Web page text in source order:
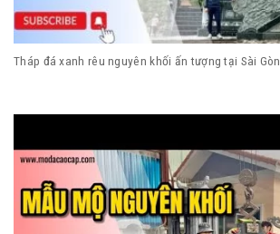
Tháp đá xanh rêu nguyên khối ấn tượng tại Sài Gòn